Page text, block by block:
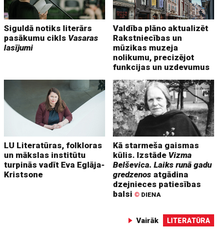
Siguldā notiks literārs
pasākumu cikls Vasaras
lasījumi
Valdība plāno aktualizēt
Rakstniecības un
mūzikas muzeja
nolikumu, precizējot
funkcijas un uzdevumus
LU Literatūras, folkloras
un mākslas institūtu
turpinās vadīt Eva Eglāja-
Kristsone
Kā starmeša gaismas
kūlis. Izstāde Vizma
Belševica. Laiks runā gadu
gredzenos atgādina
dzejnieces patiesības
balsi © DIENA
Vairāk LITERATŪRA